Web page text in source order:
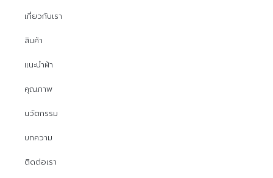
เกี่ยวกับเรา
สินค้า
แนะนำผ้า
คุณภาพ
นวัตกรรม
บทความ
ติดต่อเรา